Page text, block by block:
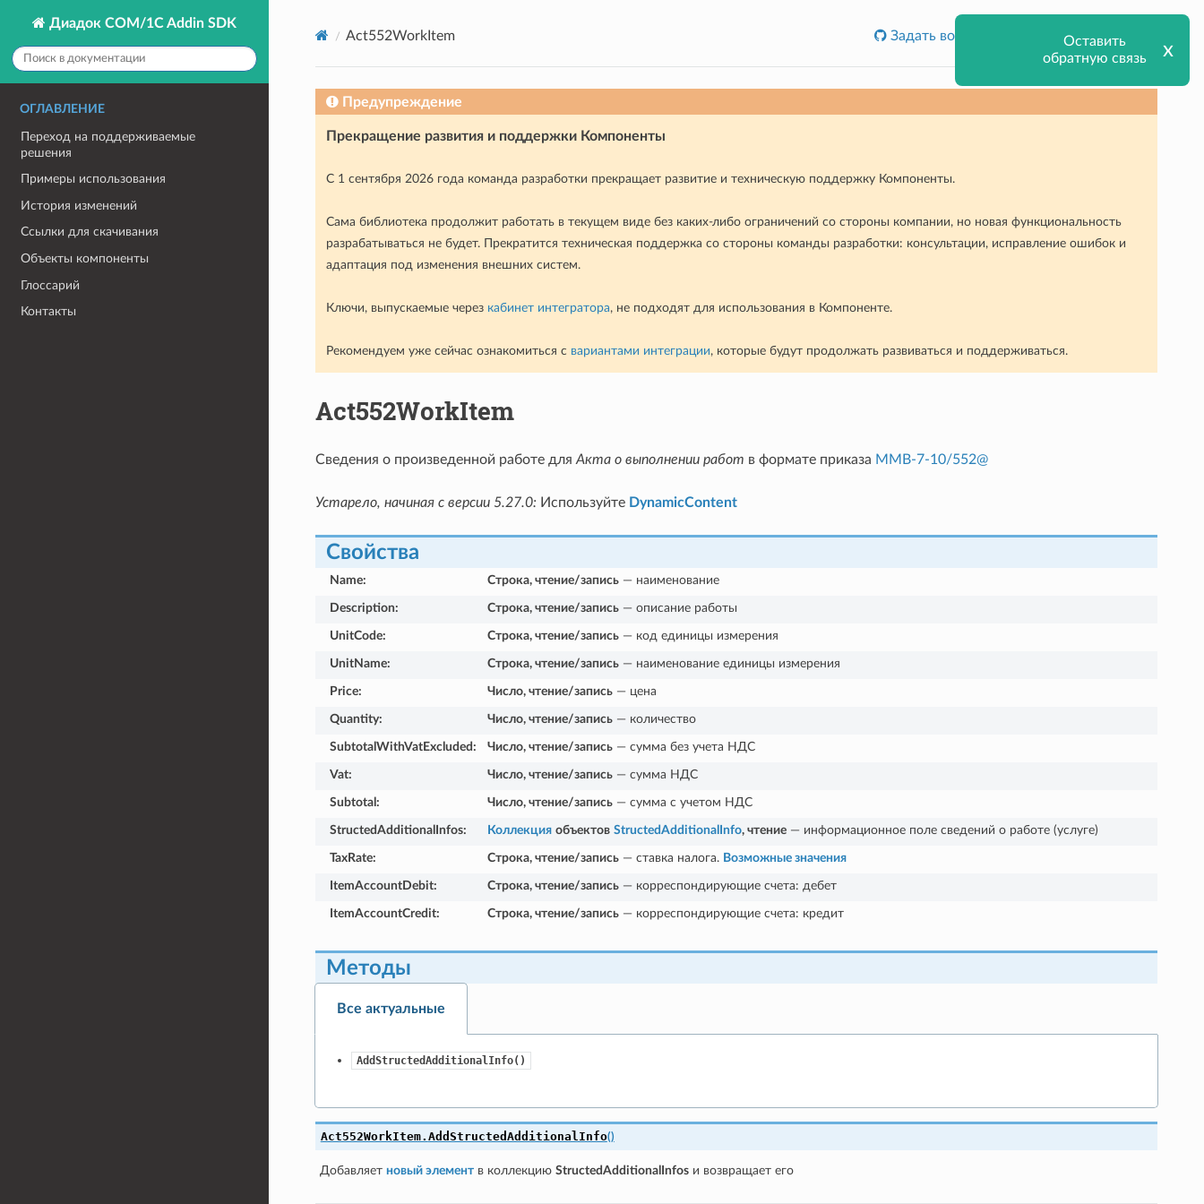
Диадок COM/1C Addin SDK
ОГЛАВЛЕНИЕ
Переход на поддерживаемые
решения
Примеры использования
История изменений
Ссылки для скачивания
Объекты компоненты
Глоссарий
Контакты
Act552WorkItem Задать вопрос или сообщить об ошибке
Предупреждение
Прекращение развития и поддержки Компоненты
С 1 сентября 2026 года команда разработки прекращает развитие и техническую поддержку Компоненты.
Сама библиотека продолжит работать в текущем виде без каких-либо ограничений со стороны компании, но новая функциональность
разрабатываться не будет. Прекратится техническая поддержка со стороны команды разработки: консультации, исправление ошибок и
адаптация под изменения внешних систем.
Ключи, выпускаемые через кабинет интегратора, не подходят для использования в Компоненте.
Рекомендуем уже сейчас ознакомиться с вариантами интеграции, которые будут продолжать развиваться и поддерживаться.
Act552WorkItem
Сведения о произведенной работе для Акта о выполнении работ в формате приказа ММВ-7-10/552@
Устарело, начиная с версии 5.27.0: Используйте DynamicContent
Свойства
Name: Строка, чтение/запись— наименование
Description: Строка, чтение/запись— описание работы
UnitCode: Строка, чтение/запись— код единицы измерения
UnitName: Строка, чтение/запись— наименование единицы измерения
Price: Число, чтение/запись— цена
Quantity: Число, чтение/запись— количество
SubtotalWithVatExcluded: Число, чтение/запись— сумма без учета НДС
Vat: Число, чтение/запись— сумма НДС
Subtotal : Число, чтение/запись— сумма с учетом НДС
StructedAdditionalInfos: Коллекция объектов StructedAdditionalInfo, чтение— информационное поле сведений о работе (услуге)
TaxRate: Строка, чтение/запись— ставка налога. Возможные значения
ItemAccountDebit: Строка, чтение/запись— корреспондирующие счета: дебет
ItemAccountCredit: Строка, чтение/запись— корреспондирующие счета: кредит
Методы
Все актуальные
AddStructedAdditionalInfo()
Act552WorkItem. AddStructedAdditionalInfo()
Добавляет новый элементв коллекцию StructedAdditionalInfosи возвращает его
Оставить
обратную связь
х